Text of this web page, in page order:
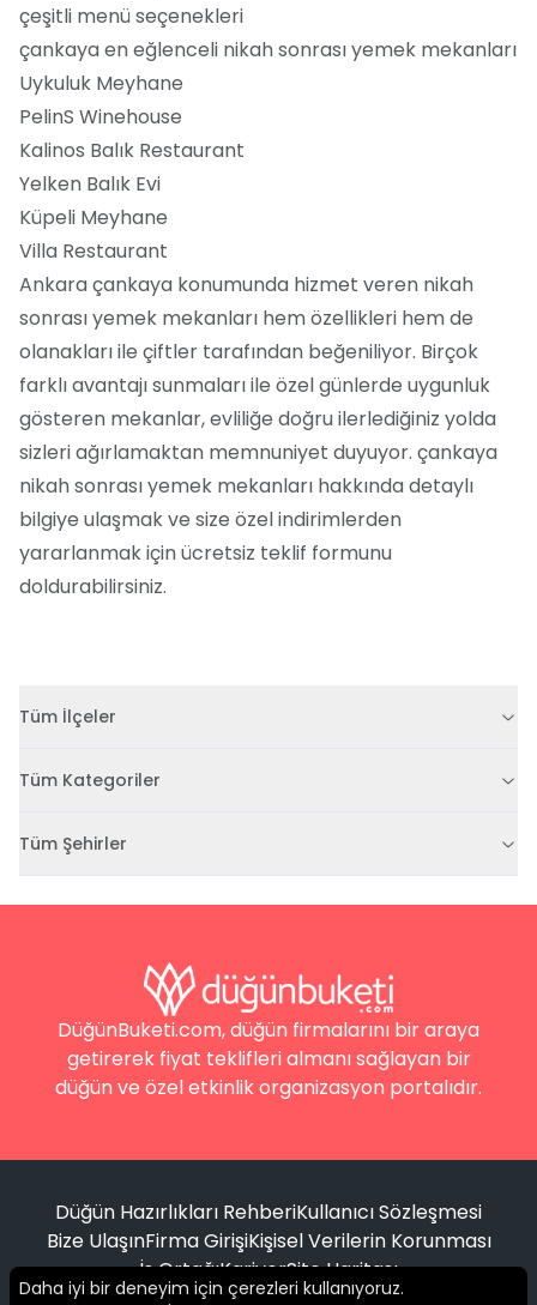
çeşitli menü seçenekleri
çankaya en eğlenceli nikah sonrası yemek mekanları
Uykuluk Meyhane
PelinS Winehouse
Kalinos Balık Restaurant
Yelken Balık Evi
Küpeli Meyhane
Villa Restaurant
Ankara çankaya konumunda hizmet veren nikah
sonrası yemek mekanları hem özellikleri hem de
olanakları ile çiftler tarafından beğeniliyor. Birçok
farklı avantajı sunmaları ile özel günlerde uygunluk
gösteren mekanlar, evliliğe doğru ilerlediğiniz yolda
sizleri ağırlamaktan memnuniyet duyuyor. çankaya
nikah sonrası yemek mekanları hakkında detaylı
bilgiye ulaşmak ve size özel indirimlerden
yararlanmak için ücretsiz teklif formunu
doldurabilirsiniz.
Tüm İlçeler
Tüm Kategoriler
Tüm Şehirler
DüğünBuketi.com, düğün firmalarını bir araya
getirerek fiyat teklifleri almanı sağlayan bir
düğün ve özel etkinlik organizasyon portalıdır.
Düğün Hazırlıkları RehberiKullanıcı Sözleşmesi
Bize UlaşınFirma GirişiKişisel Verilerin Korunması
İş OrtağıKariyerSite Haritası
Daha iyi bir deneyim için çerezleri kullanıyoruz.